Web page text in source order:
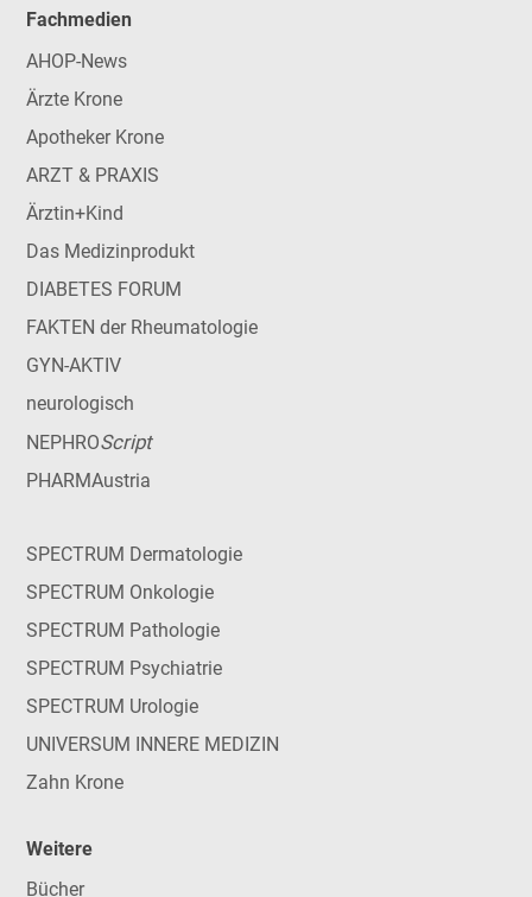
Fachmedien
AHOP-News
Ärzte Krone
Apotheker Krone
ARZT & PRAXIS
Ärztin+Kind
Das Medizinprodukt
DIABETES FORUM
FAKTEN der Rheumatologie
GYN-AKTIV
neurologisch
NEPHROScript
PHARMAustria
SPECTRUM Dermatologie
SPECTRUM Onkologie
SPECTRUM Pathologie
SPECTRUM Psychiatrie
SPECTRUM Urologie
UNIVERSUM INNERE MEDIZIN
Zahn Krone
Weitere
Bücher